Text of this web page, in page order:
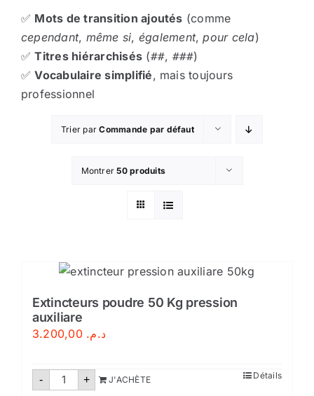
✅ Mots de transition ajoutés (comme
cependant, même si, également,pour cela)
✅Titres hiérarchisés (##, ###)
✅Vocabulaire simplifié, mais toujours
professionnel
Trier parCommande par défaut
Montrer50 produits
Extincteurs poudre 50 Kg pression
auxiliare
د.م. 3.200,00
- quantité
+ J'ACHÈTE Détails